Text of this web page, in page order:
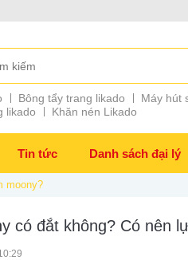
Bông tẩy trang likado
Máy hút
likado
Khăn nén Likado
Tin tức Danh sách đại lý
moony?
có đắt không? Có nên